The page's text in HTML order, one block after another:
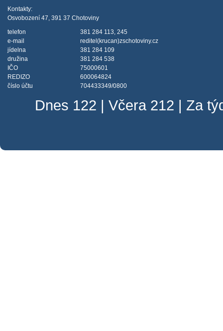
Kontakty:
Osvobození 47, 391 37 Chotoviny
telefon
381 284 113, 245
e-mail
reditel(krucan)zschotoviny.cz
jídelna
381 284 109
družina
381 284 538
IČO
75000601
REDIZO
600064824
číslo účtu
704433349/0800
Dnes 122 | Včera 212 | Za